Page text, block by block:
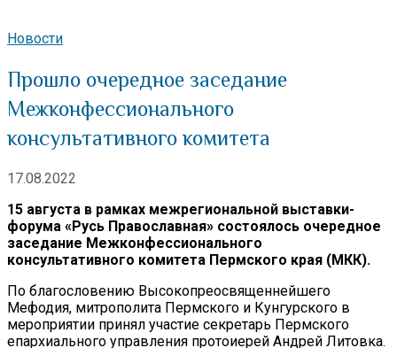
Новости
Прошло очередное заседание
Межконфессионального
консультативного комитета
17.08.2022
15 августа в рамках межрегиональной выставки-
форума «Русь Православная» состоялось очередное
заседание Межконфессионального
консультативного комитета Пермского края (МКК).
По благословению Высокопреосвященнейшего
Мефодия, митрополита Пермского и Кунгурского в
мероприятии принял участие секретарь Пермского
епархиального управления протоиерей Андрей Литовка.